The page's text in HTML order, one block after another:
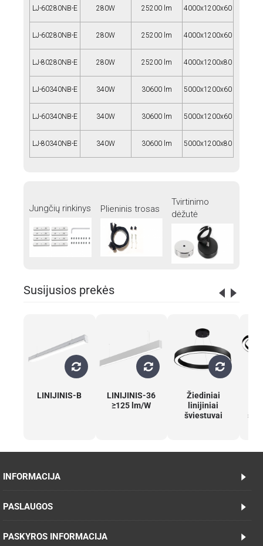
LJ-60280NB-E 280W 25200 lm 4000x1200x60
LJ-60280NB-E 280W 25200 lm 4000x1200x60
LJ-80280NB-E 280W 25200 lm 4000x1200x80
LJ-60340NB-E 340W 30600 lm 5000x1200x60
LJ-60340NB-E 340W 30600 lm 5000x1200x60
LJ-80340NB-E 340W 30600 lm 5000x1200x80
Jungčių rinkinys Plieninis trosas
Tvirtinimo
dėžutė
Susijusios prekės
LINIJINIS-B
LINIJINIS-36
≥125 lm/W
Žiediniai
linijiniai
šviestuvai
INFORMACIJA
PASLAUGOS
PASKYROS INFORMACIJA